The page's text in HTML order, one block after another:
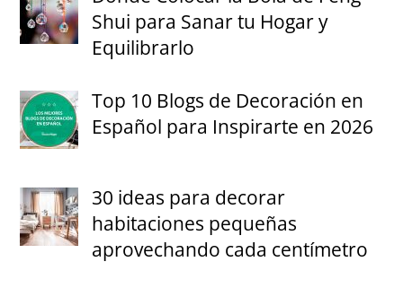
Shui para Sanar tu Hogar y
Equilibrarlo
Top 10 Blogs de Decoración en
Español para Inspirarte en 2026
30 ideas para decorar
habitaciones pequeñas
aprovechando cada centímetro